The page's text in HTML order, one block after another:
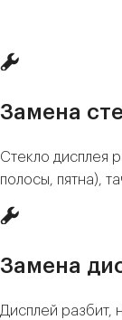
Замена
Стекло дисплея
полосы, пятна),
Замена
Дисплей разбит,